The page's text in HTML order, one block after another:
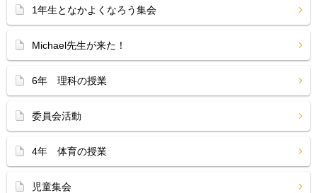
1年生となかよくなろう集会
Michael先生が来た！
6年 理科の授業
委員会活動
4年 体育の授業
児童集会